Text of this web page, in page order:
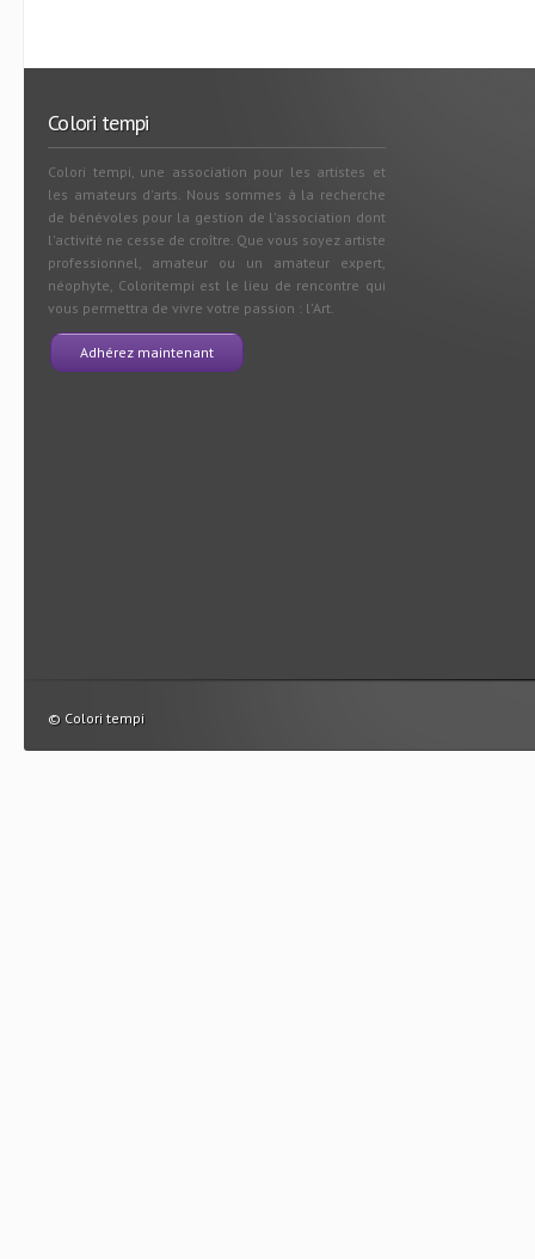
Colori tempi
Colori tempi, une association pour les artistes et
les amateurs d'arts. Nous sommes à la recherche
de bénévoles pour la gestion de l'association dont
l'activité ne cesse de croître. Que vous soyez artiste
professionnel, amateur ou un amateur expert,
néophyte, Coloritempi est le lieu de rencontre qui
vous permettra de vivre votre passion : l'Art.
Adhérez maintenant
© Colori tempi